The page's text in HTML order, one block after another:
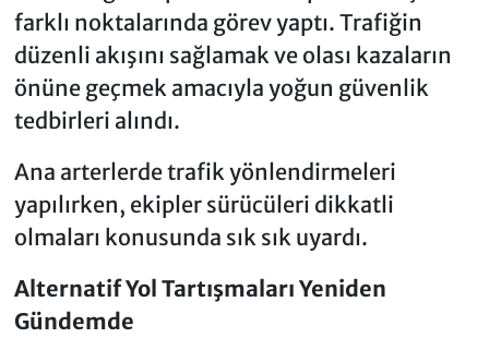
farklı noktalarında görev yaptı. Trafiğin
düzenli akışını sağlamak ve olası kazaların
önüne geçmek amacıyla yoğun güvenlik
tedbirleri alındı.
Ana arterlerde trafik yönlendirmeleri
yapılırken, ekipler sürücüleri dikkatli
olmaları konusunda sık sık uyardı.
Alternatif Yol Tartışmaları Yeniden
Gündemde